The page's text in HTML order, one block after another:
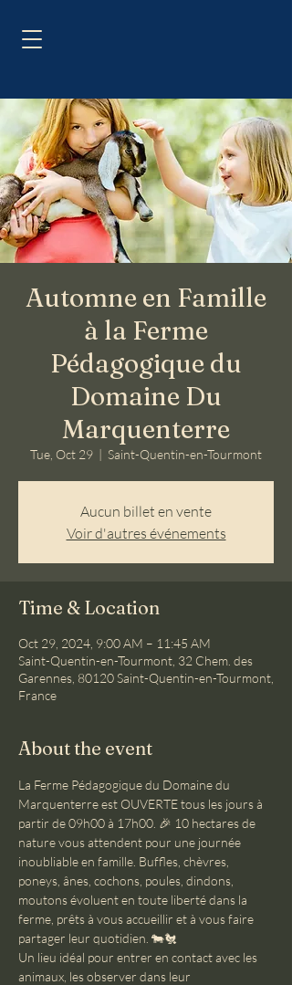
Automne en Famille
à la Ferme
Pédagogique du
Domaine Du
Marquenterre
Tue, Oct 29
  |
Saint-Quentin-en-Tourmont
Aucun billet en vente
Voir d'autres événements
Time & Location
Oct 29, 2024, 9:00 AM – 11:45 AM
Saint-Quentin-en-Tourmont, 32 Chem. des
Garennes, 80120 Saint-Quentin-en-Tourmont,
France
About the event
La Ferme Pédagogique du Domaine du
Marquenterre est OUVERTE tous les jours à
partir de 09h00 à 17h00. 🎉 10 hectares de
nature vous attendent pour une journée
inoubliable en famille. Buffles, chèvres,
poneys, ânes, cochons, poules, dindons,
moutons évoluent en toute liberté dans la
ferme, prêts à vous accueillir et à vous faire
partager leur quotidien. 🐄🐔
Un lieu idéal pour entrer en contact avec les
animaux, les observer dans leur